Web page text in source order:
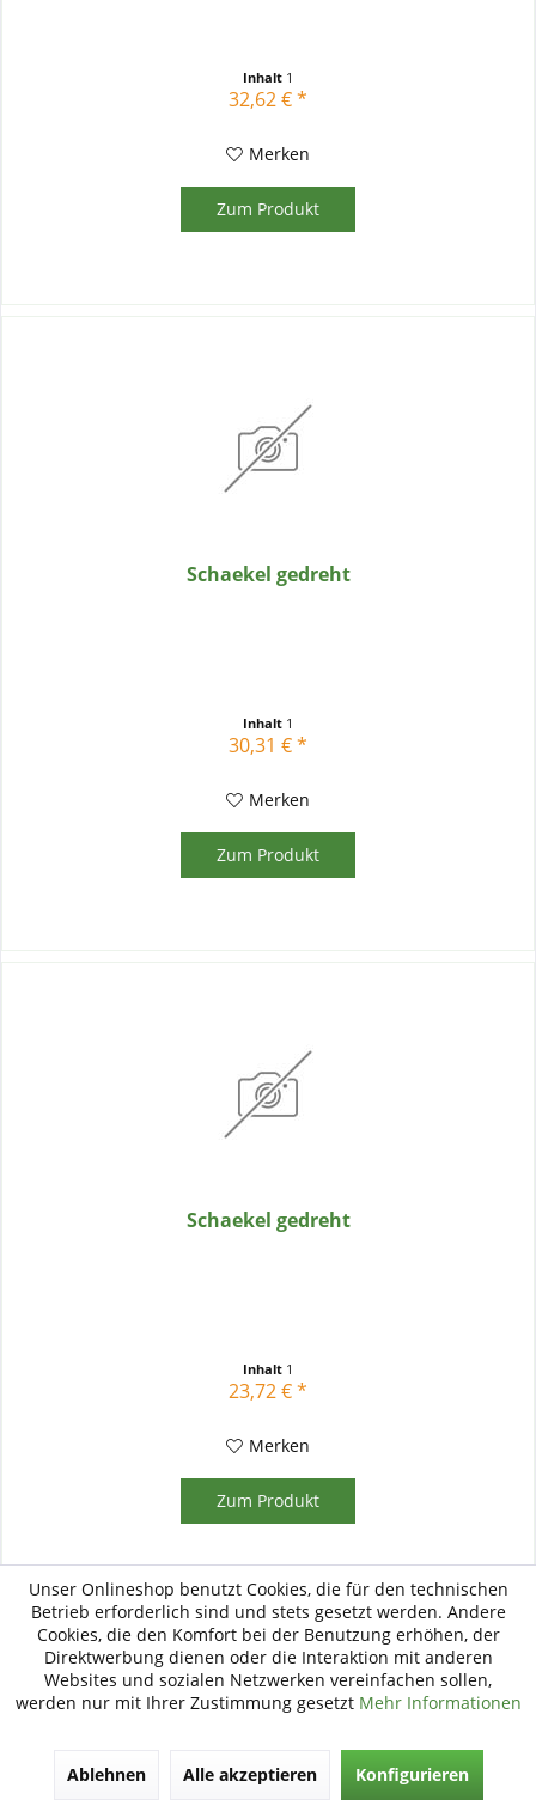
Inhalt 1
32,62 € *
Merken
Zum Produkt
Schaekel gedreht
Inhalt 1
30,31 € *
Merken
Zum Produkt
Schaekel gedreht
Inhalt 1
23,72 € *
Merken
Zum Produkt
Unser Onlineshop benutzt Cookies, die für den technischen
Betrieb erforderlich sind und stets gesetzt werden. Andere
Cookies, die den Komfort bei der Benutzung erhöhen, der
Direktwerbung dienen oder die Interaktion mit anderen
Websites und sozialen Netzwerken vereinfachen sollen,
werden nur mit Ihrer Zustimmung gesetzt Mehr Informationen
Ablehnen Alle akzeptieren Konfigurieren